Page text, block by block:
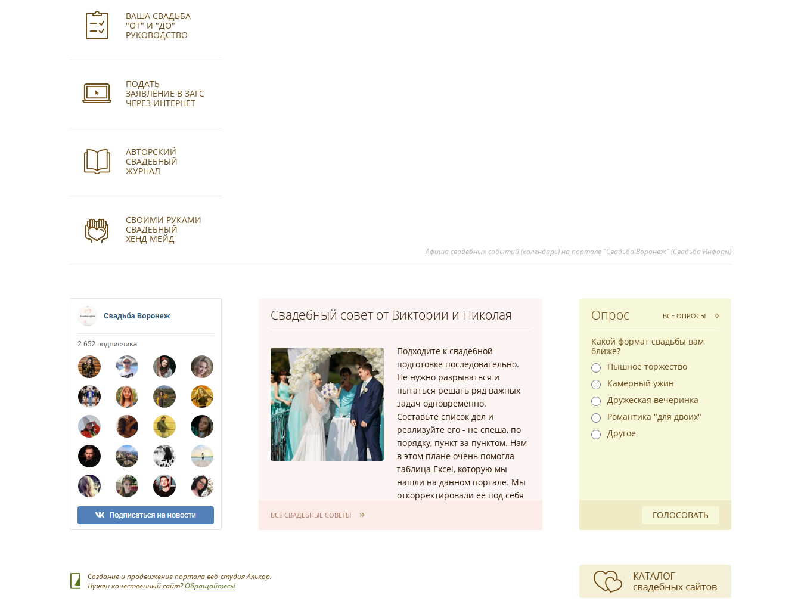
Афиша свадебных событий (календарь) на портале "Свадьба Воронеж" (Свадьба Информ)
ВАША СВАДЬБА
"ОТ" И "ДО"
РУКОВОДСТВО
ПОДАТЬ
ЗАЯВЛЕНИЕ В ЗАГС
ЧЕРЕЗ ИНТЕРНЕТ
АВТОРСКИЙ
СВАДЕБНЫЙ
ЖУРНАЛ
СВОИМИ РУКАМИ
СВАДЕБНЫЙ
ХЕНД МЕЙД
Свадебный совет от Виктории и Николая
Подходите к свадебной
подготовке последовательно.
Не нужно разрываться и
пытаться решать ряд важных
задач одновременно.
Составьте список дел и
реализуйте его - не спеша, по
порядку, пункт за пунктом. Нам
в этом плане очень помогла
таблица Excel, которую мы
нашли на данном портале. Мы
откорректировали ее под себя
ВСЕ СВАДЕБНЫЕ СОВЕТЫ
Опрос ВСЕ ОПРОСЫ
Какой формат свадьбы вам
ближе?
Пышное торжество
Камерный ужин
Дружеская вечеринка
Романтика "для двоих"
Другое
ГОЛОСОВАТЬ
Создание и продвижение портала веб-студия Алькор.
Нужен качественный сайт?Обращайтесь!